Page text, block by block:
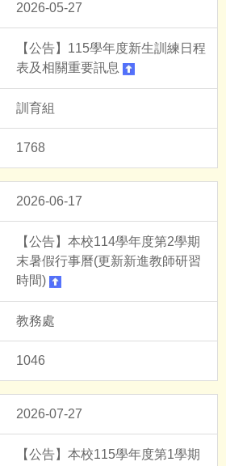
2026-05-27
【公告】115學年度新生訓練日程
表及相關重要訊息
訓育組
1768
2026-06-17
【公告】本校114學年度第2學期
末暑假行事曆(更新新進教師研習
時間)
教務處
1046
2026-07-27
【公告】本校115學年度第1學期